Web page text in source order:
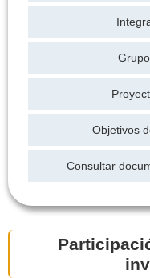
Objetivos
Consultar